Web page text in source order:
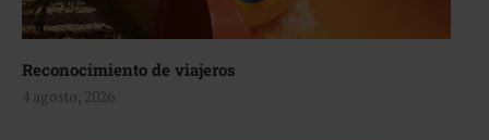
Reconocimiento de viajeros
4 agosto, 2026